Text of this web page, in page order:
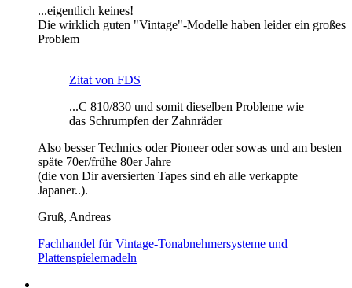
...eigentlich keines!
Die wirklich guten "Vintage"-Modelle haben leider ein großes
Problem
Zitat von FDS
...C 810/830 und somit dieselben Probleme wie
das Schrumpfen der Zahnräder
Also besser Technics oder Pioneer oder sowas und am besten
späte 70er/frühe 80er Jahre
(die von Dir aversierten Tapes sind eh alle verkappte
Japaner..).
Gruß, Andreas
Fachhandel für Vintage-Tonabnehmersysteme und
Plattenspielernadeln